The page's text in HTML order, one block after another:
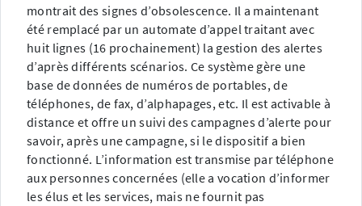
montrait des signes d’obsolescence. Il a maintenant
été remplacé par un automate d’appel traitant avec
huit lignes (16 prochainement) la gestion des alertes
d’après différents scénarios. Ce système gère une
base de données de numéros de portables, de
téléphones, de fax, d’alphapages, etc. Il est activable à
distance et offre un suivi des campagnes d’alerte pour
savoir, après une campagne, si le dispositif a bien
fonctionné. L’information est transmise par téléphone
aux personnes concernées (elle a vocation d’informer
les élus et les services, mais ne fournit pas